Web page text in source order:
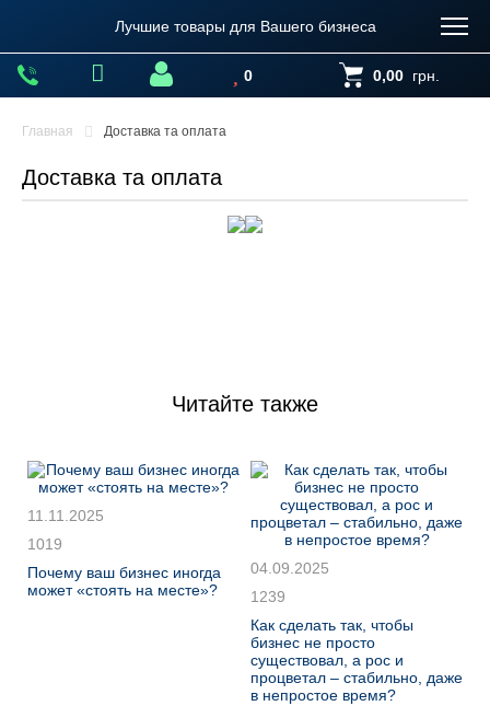
Лучшие товары для Вашего бизнеса
0 0,00 грн.
Главная Доставка та оплата
Доставка та оплата
Читайте также
11.11.2025
1019
Почему ваш бизнес иногда
может «стоять на месте»?
04.09.2025
1239
Как сделать так, чтобы
бизнес не просто
существовал, а рос и
процветал – стабильно, даже
в непростое время?